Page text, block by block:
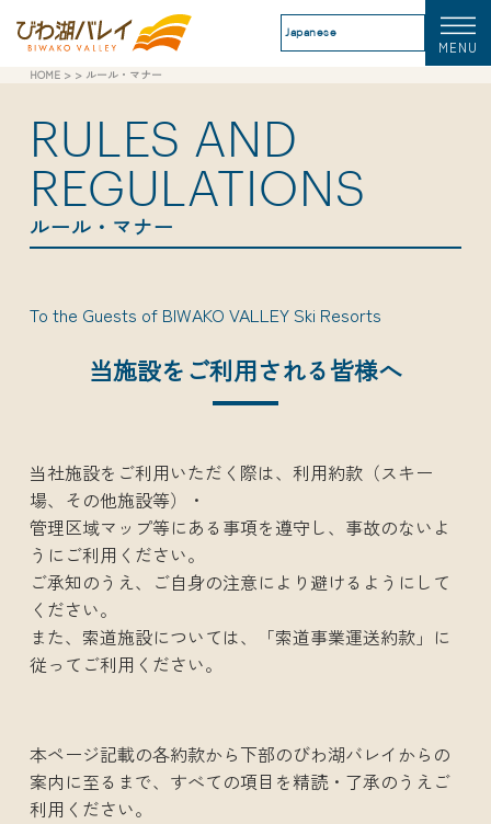
MENU
HOME> > ルール・マナー
RULES AND
REGULATIONS
ルール・マナー
To the Guests of BIWAKO VALLEY Ski Resorts
当施設をご利用される皆様へ
当社施設をご利用いただく際は、利用約款（スキー
場、その他施設等）・
管理区域マップ等にある事項を遵守し、事故のないよ
うにご利用ください。
ご承知のうえ、ご自身の注意により避けるようにして
ください。
また、索道施設については、「索道事業運送約款」に
従ってご利用ください。
本ページ記載の各約款から下部のびわ湖バレイからの
案内に至るまで、すべての項目を精読・了承のうえご
利用ください。